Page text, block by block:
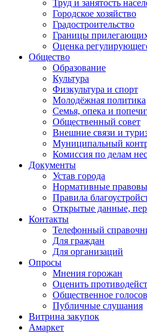
Труд и занятость
Городское хозяйство
Градостроительство
Границы
Оценка
Общество
Образование
Культура
Физкультура и спорт
Молодёжная политика
Семья, опека и
Общественный совет
Внешние связи и
Муниципальный
Комиссия по делам
Документы
Устав города
Нормативные
Правила
Открытые данные,
Контакты
Телефонный
Для граждан
Для организаций
Опросы
Мнения горожан
Оценить
Общественное
Публичные слушания
Витрина закупок
Амаркет